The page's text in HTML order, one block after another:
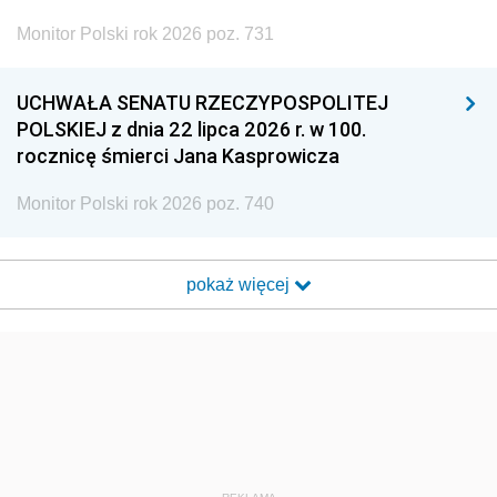
Monitor Polski rok 2026 poz. 731
UCHWAŁA SENATU RZECZYPOSPOLITEJ
POLSKIEJ z dnia 22 lipca 2026 r. w 100.
rocznicę śmierci Jana Kasprowicza
Monitor Polski rok 2026 poz. 740
pokaż więcej